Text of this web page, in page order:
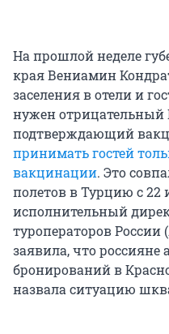
На прошлой неделе
края Вениамин
заселения в отели и
нужен отрицательный
подтверждающий
принимать гостей
вакцинации. Это
полетов в Турцию с
исполнительный
туроператоров
заявила, что россияне
бронирований в
назвала ситуацию